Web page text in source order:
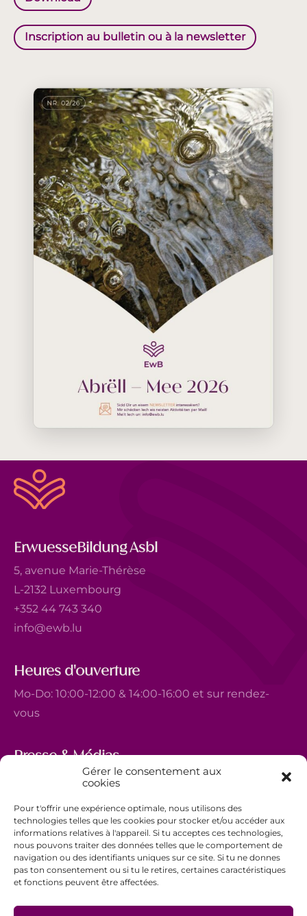
Gérer le consentement aux
cookies
Pour t'offrir une expérience optimale, nous utilisons des
technologies telles que les cookies pour stocker et/ou accéder aux
informations relatives à l'appareil. Si tu acceptes ces technologies,
nous pouvons traiter des données telles que le comportement de
navigation ou des identifiants uniques sur ce site. Si tu ne donnes
pas ton consentement ou si tu le retires, certaines caractéristiques
et fonctions peuvent être affectées.
Inscription au bulletin ou à la newsletter
ErwuesseBildung Asbl
5, avenue Marie-Thérèse
L-2132 Luxembourg
+352 44 743 340
info@ewb.lu
Heures d'ouverture
Mo-Do: 10:00-12:00 & 14:00-16:00 et sur rendez-
vous
Presse & Médias
5, avenue Marie-Thérèse
+352 44 743 340
comm@ewb.lu
Faire un don